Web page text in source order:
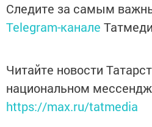
Следите за самым
Telegram-канале
Читайте новости
национальном
https://max.ru/tatmedia